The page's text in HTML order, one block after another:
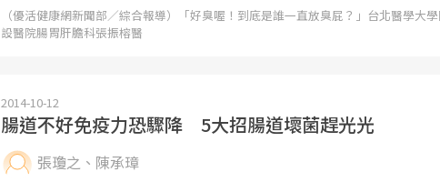
（優活健康網新聞部／綜合報導）「好臭喔！到底是誰一直放臭屁？」台北醫學大
設醫院腸胃肝膽科張振榕醫
2014-10-12
腸道不好免疫力恐驟降 5大招腸道壞菌趕光光
張瓊之、陳承璋